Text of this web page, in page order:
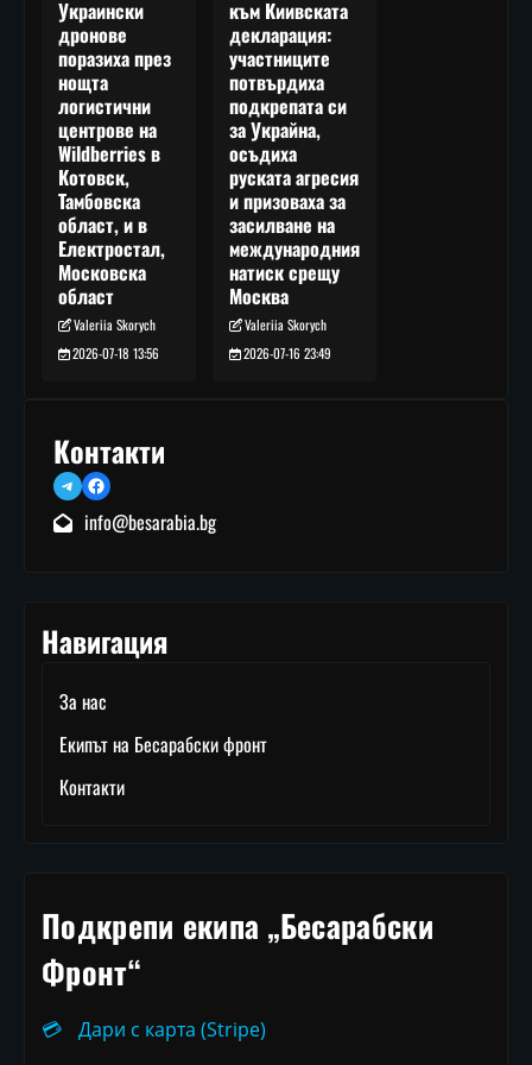
Украински
дронове
поразиха през
нощта
логистични
центрове на
Wildberries в
Котовск,
Тамбовска
област, и в
Електростал,
Московска
област
Valeriia Skorych
2026-07-18 13:56
към Киивската
декларация:
участниците
потвърдиха
подкрепата си
за Украйна,
осъдиха
руската агресия
и призоваха за
засилване на
международния
натиск срещу
Москва
Valeriia Skorych
2026-07-16 23:49
Контакти
TelegramFacebook
info@besarabia.bg
Навигация
За нас
Екипът на Бесарабски фронт
Контакти
Подкрепи екипа „Бесарабски
Фронт“
💳 Дари с карта (Stripe)